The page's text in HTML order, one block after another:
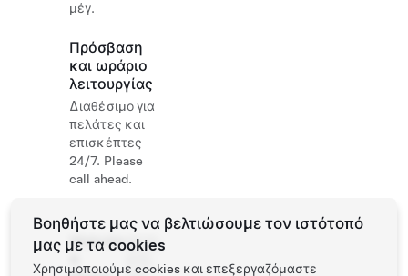
μέγ.
Πρόσβαση
και ωράριο
λειτουργίας
Διαθέσιμο για
πελάτες και
επισκέπτες
24/7. Please
call ahead.
Website0570-
Βοηθήστε μας να βελτιώσουμε τον ιστότοπό
μας με τα cookies
Χρησιμοποιούμε cookies και επεξεργαζόμαστε